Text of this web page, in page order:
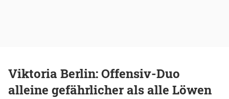
Viktoria Berlin: Offensiv-Duo
alleine gefährlicher als alle Löwen